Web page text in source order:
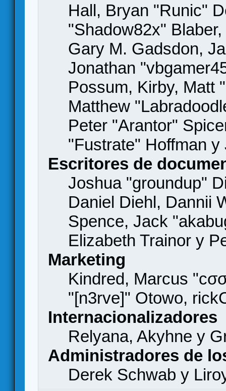
Hall, Bryan "Runic"
"Shadow82x"
Gary M. Gadsdon,
Jonathan
Possum, Kirby, Matt
Matthew
Peter "Arantor"
"Fustrate" Hoffman
Escritores de
Joshua "groundup"
Daniel Diehl, Dannii
Spence, Jack
Elizabeth Trainor y
Marketing
Kindred, Marcus
"[n3rve]" Otowo,
Internacionalizadores
Relyana, Akyhne y
Administradores de
Derek Schwab y